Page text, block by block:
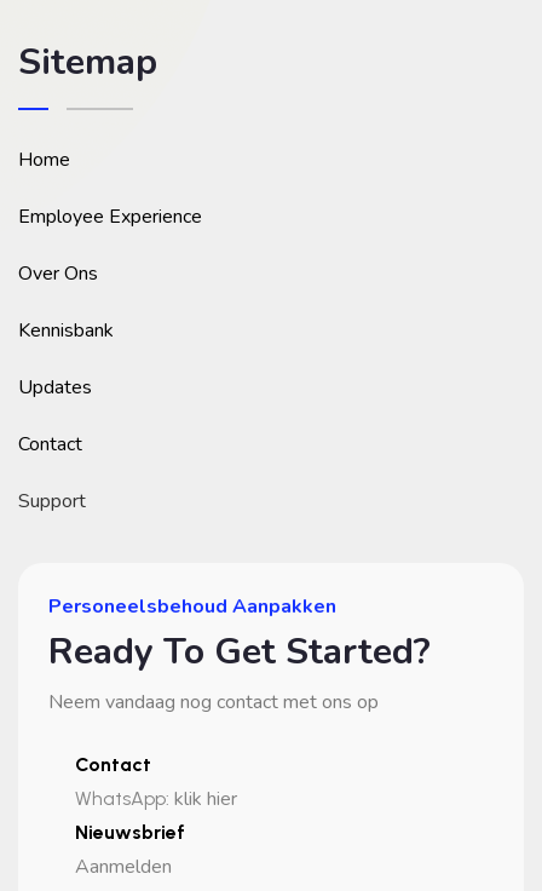
Sitemap
Home
Employee Experience
Over Ons
Kennisbank
Updates
Contact
Support
Personeelsbehoud Aanpakken
Ready To Get Started?
Neem vandaag nog contact met ons op
Contact
WhatsApp: klik hier
Nieuwsbrief
Aanmelden